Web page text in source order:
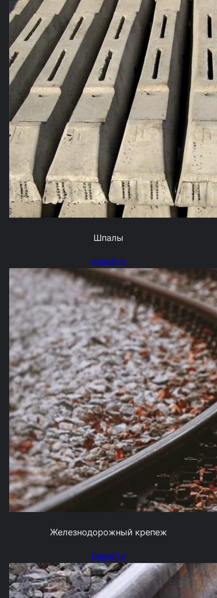
Шпалы
перейти
Железнодорожный крепеж
перейти